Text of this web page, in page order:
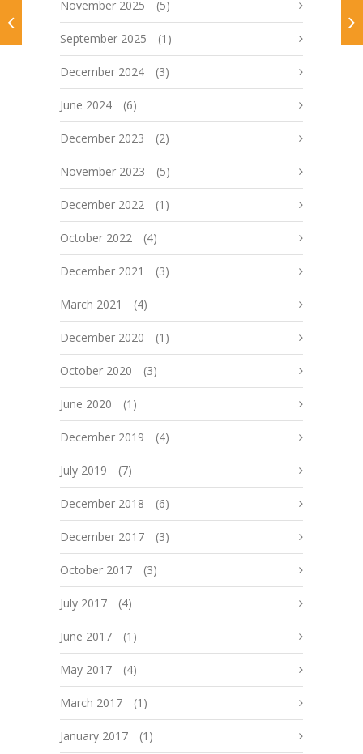
November 2025 (5)
September 2025 (1)
December 2024 (3)
June 2024 (6)
December 2023 (2)
November 2023 (5)
December 2022 (1)
October 2022 (4)
December 2021 (3)
March 2021 (4)
December 2020 (1)
October 2020 (3)
June 2020 (1)
December 2019 (4)
July 2019 (7)
December 2018 (6)
December 2017 (3)
October 2017 (3)
July 2017 (4)
June 2017 (1)
May 2017 (4)
March 2017 (1)
January 2017 (1)